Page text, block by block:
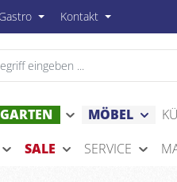
Gastro Kontakt
GARTEN MÖBEL
SALE SERVICE